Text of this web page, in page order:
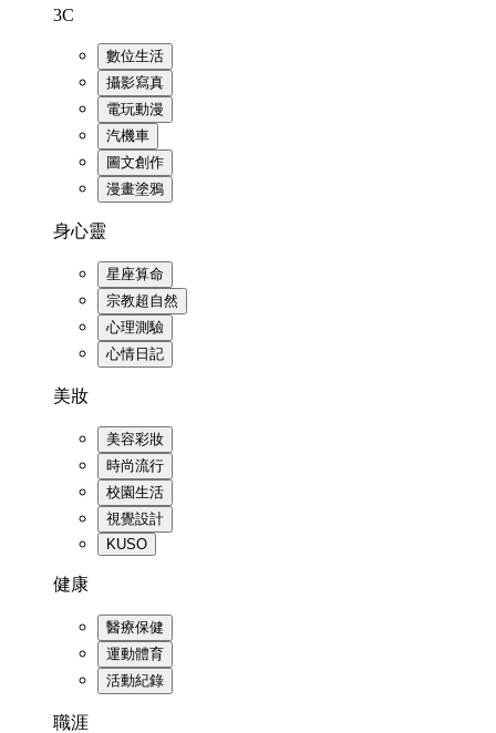
3C
數位生活
攝影寫真
電玩動漫
汽機車
圖文創作
漫畫塗鴉
身心靈
星座算命
宗教超自然
心理測驗
心情日記
美妝
美容彩妝
時尚流行
校園生活
視覺設計
KUSO
健康
醫療保健
運動體育
活動紀錄
職涯